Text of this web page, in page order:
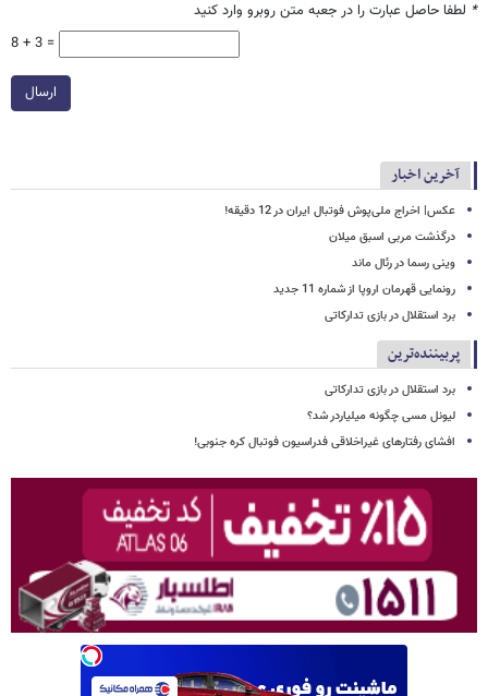
* لطفا حاصل عبارت را در جعبه متن روبرو وارد کنید
8 + 3 =
ارسال
آخرین اخبار
عکس| اخراج ملی‌پوش فوتبال ایران در 12 دقیقه!
درگذشت مربی اسبق میلان
وینی رسما در رئال ماند
رونمایی قهرمان اروپا از شماره 11 جدید
برد استقلال در بازی تدارکاتی
پربیننده‌ترین
برد استقلال در بازی تدارکاتی
لیونل مسی چگونه میلیاردر شد؟
افشای رفتارهای غیراخلاقی فدراسیون فوتبال کره جنوبی!